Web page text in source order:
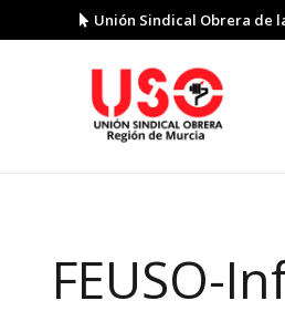
Unión Sindical Obrera de
FEUSO-